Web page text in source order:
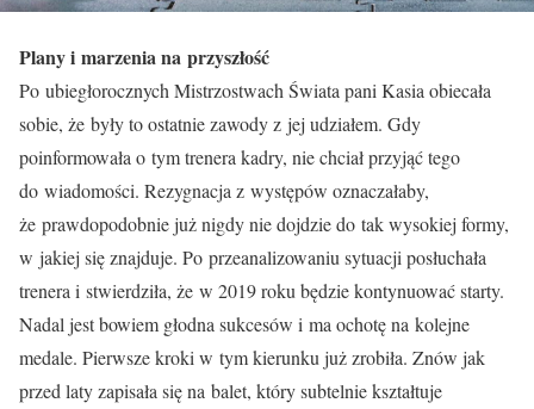
Plany i marzenia na przyszłość
Po ubiegłorocznych Mistrzostwach Świata pani Kasia obiecała
sobie, że były to ostatnie zawody z jej udziałem. Gdy
poinformowała o tym trenera kadry, nie chciał przyjąć tego
do wiadomości. Rezygnacja z występów oznaczałaby,
że prawdopodobnie już nigdy nie dojdzie do tak wysokiej formy,
w jakiej się znajduje. Po przeanalizowaniu sytuacji posłuchała
trenera i stwierdziła, że w 2019 roku będzie kontynuować starty.
Nadal jest bowiem głodna sukcesów i ma ochotę na kolejne
medale. Pierwsze kroki w tym kierunku już zrobiła. Znów jak
przed laty zapisała się na balet, który subtelnie kształtuje